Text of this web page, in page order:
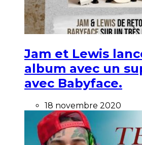
Jam et Lewis
album avec un
avec Babyface.
18 novembre 2020